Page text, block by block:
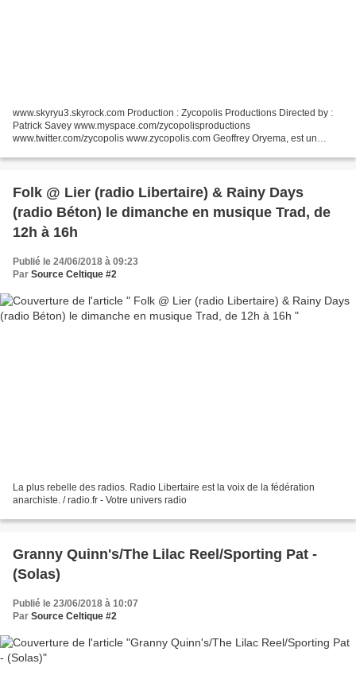
www.skyryu3.skyrock.com Production : Zycopolis Productions Directed by :
Patrick Savey www.myspace.com/zycopolisproductions
www.twitter.com/zycopolis www.zycopolis.com Geoffrey Oryema, est un
Folk @ Lier (radio Libertaire) & Rainy Days
(radio Béton) le dimanche en musique Trad, de
12h à 16h
Publié le 24/06/2018 à 09:23
Par Source Celtique #2
La plus rebelle des radios. Radio Libertaire est la voix de la fédération
anarchiste. / radio.fr - Votre univers radio
Granny Quinn's/The Lilac Reel/Sporting Pat -
(Solas)
Publié le 23/06/2018 à 10:07
Par Source Celtique #2